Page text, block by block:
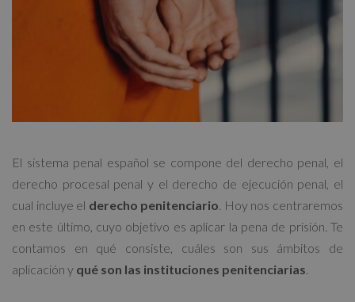
El sistema penal español se compone del derecho penal, el
derecho procesal penal y el derecho de ejecución penal, el
cual incluye el derecho penitenciario . Hoy nos centraremos
en este último, cuyo objetivo es aplicar la pena de prisión. Te
contamos en qué consiste, cuáles son sus ámbitos de
aplicación y qué son las instituciones penitenciarias